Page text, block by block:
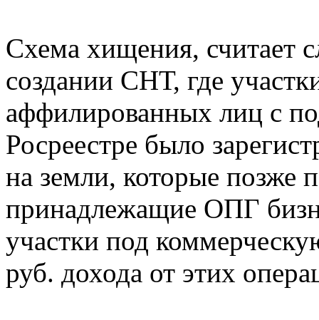
Схема хищения, считает
создании СНТ, где
аффилированных лиц с
Росреестре было
на земли, которые позже
принадлежащие ОПГ
участки под
руб. дохода от этих